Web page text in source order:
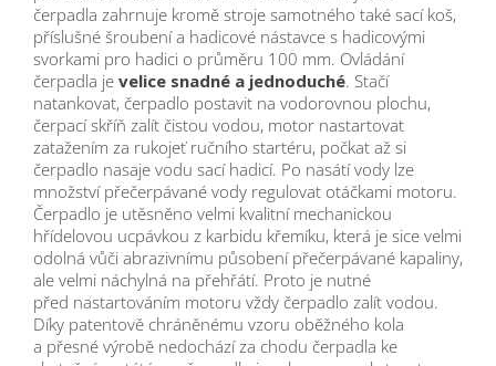
čerpadla zahrnuje kromě stroje samotného také sací koš,
příslušné šroubení a hadicové nástavce s hadicovými
svorkami pro hadici o průměru 100 mm. Ovládání
čerpadla je velice snadné a jednoduché. Stačí
natankovat, čerpadlo postavit na vodorovnou plochu,
čerpací skříň zalít čistou vodou, motor nastartovat
zatažením za rukojeť ručního startéru, počkat až si
čerpadlo nasaje vodu sací hadicí. Po nasátí vody lze
množství přečerpávané vody regulovat otáčkami motoru.
Čerpadlo je utěsněno velmi kvalitní mechanickou
hřídelovou ucpávkou z karbidu křemíku, která je sice velmi
odolná vůči abrazivnímu působení přečerpávané kapaliny,
ale velmi náchylná na přehřátí. Proto je nutné
před nastartováním motoru vždy čerpadlo zalít vodou.
Díky patentově chráněnému vzoru oběžného kola
a přesné výrobě nedochází za chodu čerpadla ke